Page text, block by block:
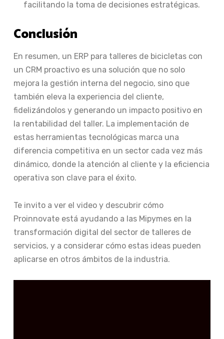
facilitando la toma de decisiones estratégicas.
Conclusión
En resumen, un ERP para talleres de bicicletas con
un CRM proactivo es una solución que no solo
mejora la gestión interna del negocio, sino que
también eleva la experiencia del cliente,
fidelizándolos y generando un impacto positivo en
la rentabilidad del taller. La implementación de
estas herramientas tecnológicas marca una
diferencia competitiva en un sector cada vez más
dinámico, donde la atención al cliente y la eficiencia
operativa son clave para el éxito.
Te invito a ver el video y descubrir cómo
Proinnovate está ayudando a las Mipymes en la
transformación digital del sector de talleres de
servicios, y a considerar cómo estas ideas pueden
aplicarse en otros ámbitos de la industria.